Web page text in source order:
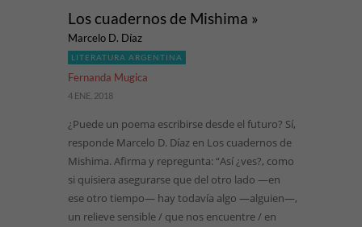
Los cuadernos de Mishima »
Marcelo D. Díaz
LITERATURA ARGENTINA
Fernanda Mugica
4 ENE, 2018
¿Puede un poema escribirse desde el futuro? Sí,
responde Marcelo D. Díaz en Los cuadernos de
Mishima. Afirma y repregunta: “Así ¿ves?, como
si quisiera asegurarse que del otro lado —en
ese otro tiempo— hay todavía algo —alguien—,
un relieve sensible / que nos encuentre / en